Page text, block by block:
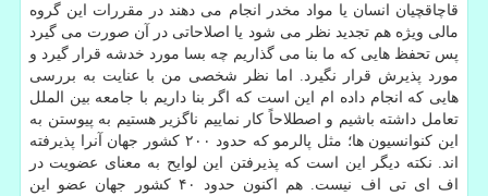
قاچاقچیان انسان یا مواد مخدر انجام می دهند در مقررات این گروه
مالی ویژه هم تجدید نظر می شود یا اصلاحاتی در آن صورت می گیرد
پس تحفظ هایی كه ما بنا می گذاریم چه بسا مورد خدشه قرار گیرد و
مورد پذیرش قرار نگیرد. اما نظر شخصی من با عنایت به بررسی
هایی كه انجام داده ام این است كه اگر بنا داریم با جامعه بین الملل
تعامل داشته باشیم و اصطلاحاً كار نماییم ناگزیر هستیم به پیوستن به
این كنوانسیون ها؛ مثل پالرمو كه حدود ۲۰۰ كشور جهان آنرا پذیرفته
اند. نكته دیگر این است كه پذیرفتن این لوایح به معنای عضویت در
اف ای تی اف نیست. هم اكنون حدود ۴۰ كشور جهان عضو این